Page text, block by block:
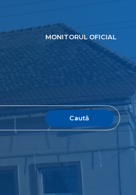
MONITORUL OFICIAL
Caută